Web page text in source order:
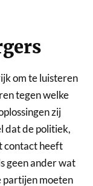
om te luisteren
tegen welke
zij
dat de politiek,
contact heeft
geen ander wat
partijen moeten